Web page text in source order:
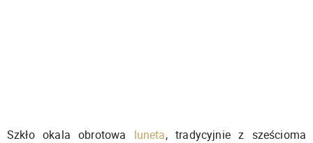
Szkło okala obrotowa luneta, tradycyjnie z sześcioma